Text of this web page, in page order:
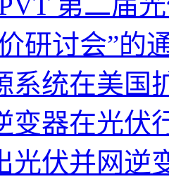
研讨会”的
系统在美国
变器在光伏
光伏并网逆